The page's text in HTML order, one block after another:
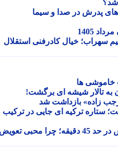
پدرش در صدا و سیما
خیال کادرفنی استقلال
ها
شیشه ای برگشت!
بازداشت شد
ستاره ترکیه ای جایی در ترکیب
خرید جدید و مهم تیم پرسپولیس در حد 45 دقیقه؛ چرا محبی تعویض